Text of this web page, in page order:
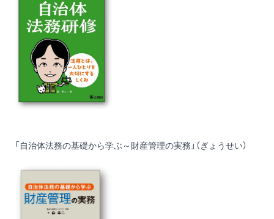
「自治体法務の基礎から学ぶ～財産管理の実務」（ぎょうせい）